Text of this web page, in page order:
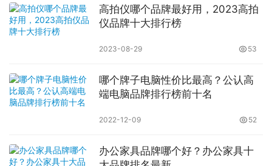
高拍仪哪个品牌最好用，2023高拍
仪品牌十大排行榜
2023-08-29 53
哪个牌子电脑性价比最高？公认高
端电脑品牌排行榜前十名
2022-12-09 52
办公家具品牌哪个好？办公家具十